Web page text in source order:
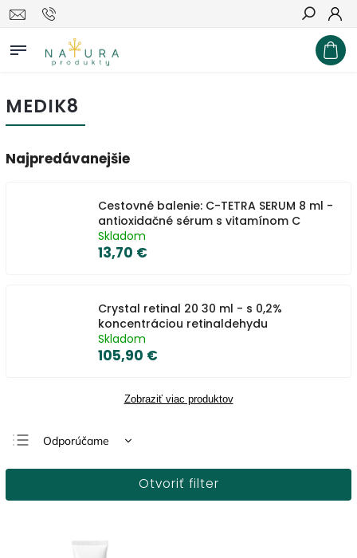
Hľadať
MEDIK8
Najpredávanejšie
Cestovné balenie: C-TETRA SERUM 8 ml -
antioxidačné sérum s vitamínom C
Skladom
13,70 €
Crystal retinal 20 30 ml - s 0,2%
koncentráciou retinaldehydu
Skladom
105,90 €
Zobraziť viac produktov
Odporúčame
Najlacnejšie
Abecedne
Otvoriť filter